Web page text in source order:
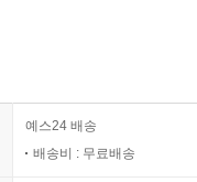
예스24 배송
배송비 : 무료배송